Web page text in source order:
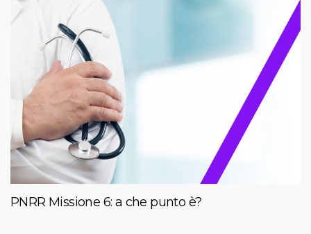
PNRR Missione 6: a che punto è?